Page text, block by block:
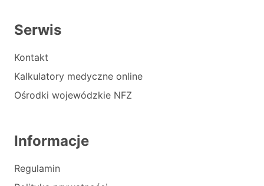
Serwis
Kontakt
Kalkulatory medyczne online
Ośrodki wojewódzkie NFZ
Informacje
Regulamin